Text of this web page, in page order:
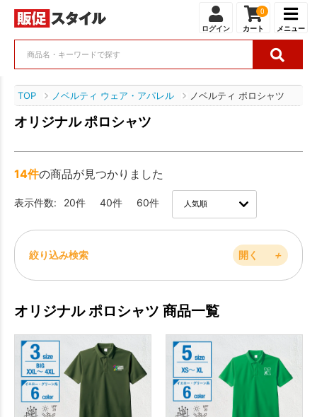
ログイン
0
カート メニュー
TOP ノベルティ ウェア・アパレル ノベルティ ポロシャツ
オリジナル ポロシャツ
14件の商品が見つかりました
表示件数: 20件 40件 60件
絞り込み検索 開く ＋
オリジナル ポロシャツ 商品一覧